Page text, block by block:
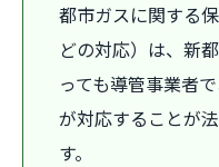
都市ガスに関する
どの対応）は、新
っても導管事業者
が対応することが
す。